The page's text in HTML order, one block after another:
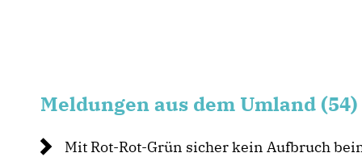
Meldungen aus dem Umland (54)
Mit Rot-Rot-Grün sicher kein Aufbruch